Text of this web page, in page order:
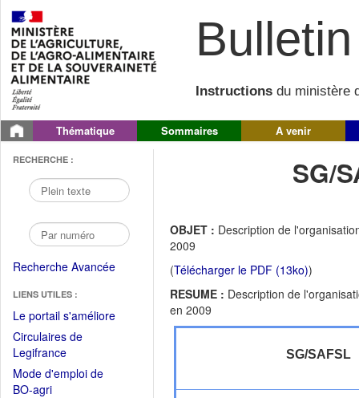
Instructions du ministère
Thématique Sommaires A venir
RECHERCHE :
Recherche Avancée
LIENS UTILES :
Le portail s'améliore(Fichier
Circulaires de
Legifrance(Ouvrir
dans
une
Mode d'emploi de
BO-agri(Ouvrir
SG/
OBJET : Description de
2009
(Télécharger le PDF (13ko))
RESUME : Description de
en 2009
SG/SAFSL